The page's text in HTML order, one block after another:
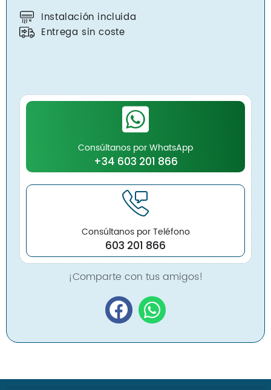
Instalación incluida
Entrega sin coste
Consúltanos por WhatsApp
+34 603 201 866
Consúltanos por Teléfono
603 201 866
¡Comparte con tus amigos!